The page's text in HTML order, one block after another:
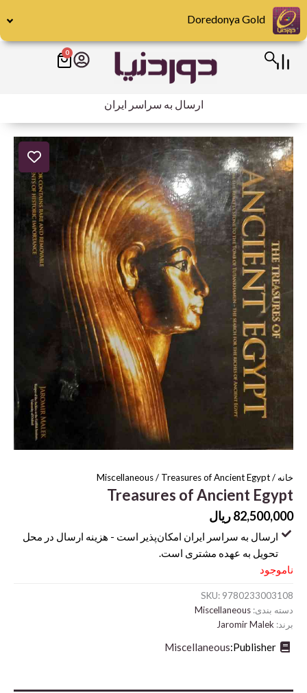
پرش
به
محتوا
0
سبد
ارسال به سراسر ایران
خانه /
Miscellaneous/ Treasures of Ancient Egypt
Treasures of Ancient Egypt
82,500,000ریال
ارسال به سراسر ایران امکان‌پذیر است - هزینه ارسال در محل
تحویل به عهده مشتری است.
ناموجود
SKU: 9780233003108
دسته بندی: Miscellaneous
برند: Jaromir Malek
Publisher:
Miscellaneous